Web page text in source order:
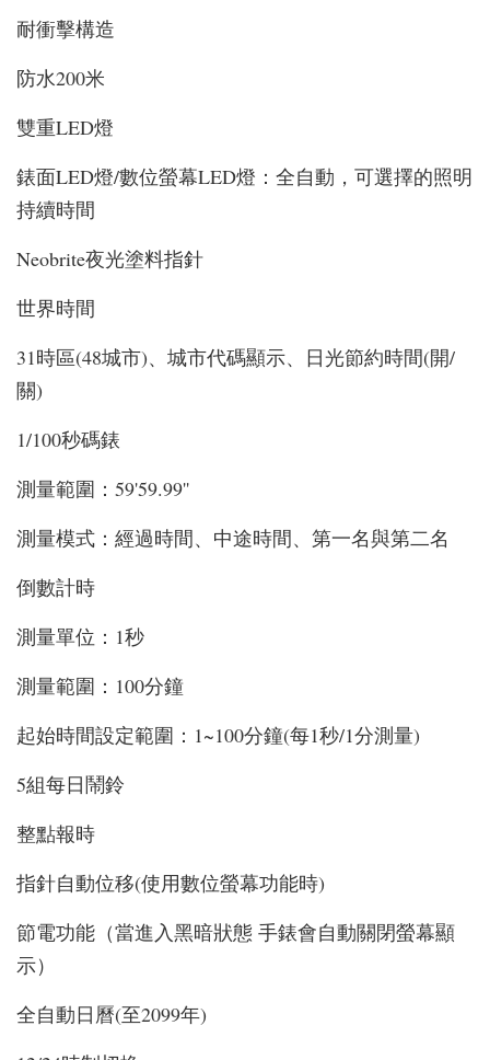
耐衝擊構造
防水200米
雙重LED燈
錶面LED燈/數位螢幕LED燈：全自動，可選擇的照明
持續時間
Neobrite夜光塗料指針
世界時間
31時區(48城市)、城市代碼顯示、日光節約時間(開/
關)
1/100秒碼錶
測量範圍：59'59.99''
測量模式：經過時間、中途時間、第一名與第二名
倒數計時
測量單位：1秒
測量範圍：100分鐘
起始時間設定範圍：1~100分鐘(每1秒/1分測量)
5組每日鬧鈴
整點報時
指針自動位移(使用數位螢幕功能時)
節電功能（當進入黑暗狀態 手錶會自動關閉螢幕顯
示）
全自動日曆(至2099年)